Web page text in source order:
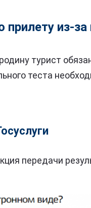
прилету из-
турист
теста
передачи